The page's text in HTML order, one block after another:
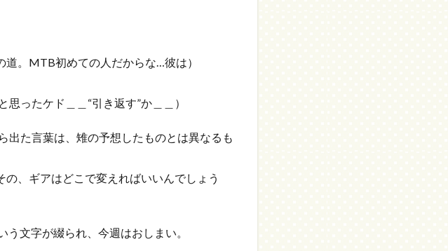
。MTB初めての人だからな…彼は）
ったケド＿＿“引き返す”か＿＿）
出た言葉は、雉の予想したものとは異なるも
、ギアはどこで変えればいいんでしょう
文字が綴られ、今週はおしまい。